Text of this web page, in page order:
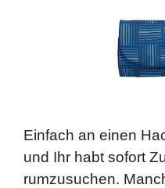
Einfach an einen
und Ihr habt sofort
rumzusuchen.